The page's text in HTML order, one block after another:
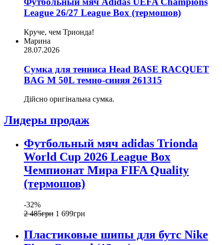
League 26/27 League Box (термошов)
Круче, чем Трионда!
Марина
28.07.2026
Сумка для тенниса Head BASE RACQUET
BAG M 50L темно-синяя 261315
Дійсно оригінальна сумка.
Лидеры продаж
Футбольный мяч adidas Trionda
World Cup 2026 League Box
Чемпионат Мира FIFA Quality
(термошов)
-32%
2 485грн 1 699грн
Пластиковые шипы для бутс Nike